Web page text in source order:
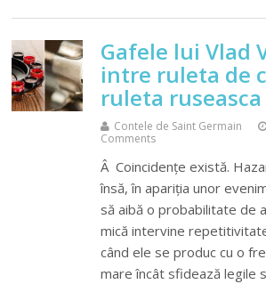
Gafele lui Vlad
intre ruleta de
ruleta ruseasca
Contele de Saint Germain
Comments
Â Coincidențe există.
însă, în apariția unor
să aibă o probabilitate de
mică intervine
când ele se produc cu o
mare încât sfidează legile